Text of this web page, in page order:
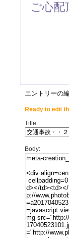
ご心
エントリーの
Ready to edit
Title:
Body: